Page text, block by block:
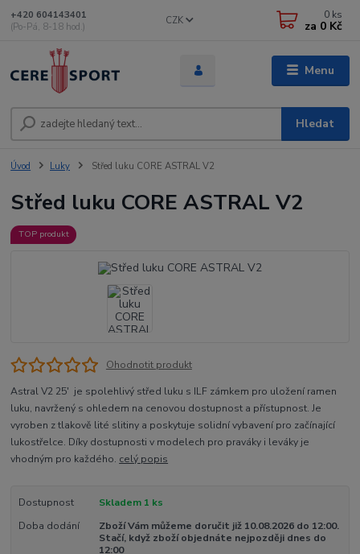
Menu
CZK
Hledat
+420 604143401
(Po-Pá, 8-18 hod.)
0 ks
za 0 Kč
Úvod Luky Střed luku CORE ASTRAL V2
Střed luku CORE ASTRAL V2
TOP produkt
Ohodnotit produkt
Astral V2 25' je spolehlivý střed luku s ILF zámkem pro uložení ramen
luku, navržený s ohledem na cenovou dostupnost a přístupnost. Je
vyroben z tlakově lité slitiny a poskytuje solidní vybavení pro začínající
lukostřelce. Díky dostupnosti v modelech pro praváky i leváky je
vhodným pro každého. celý popis
Dostupnost
Skladem 1 ks
Doba dodání
Zboží Vám můžeme doručit již 10.08.2026 do 12:00.
Stačí, když zboží objednáte nejpozději dnes do
12:00